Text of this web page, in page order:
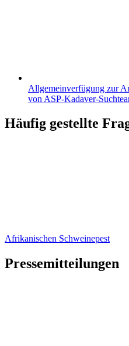
Allgemeinverfügung zur
von ASP-Kadaver-
Häufig gestellte
Afrikanischen Schweinepest
Pressemitteilungen